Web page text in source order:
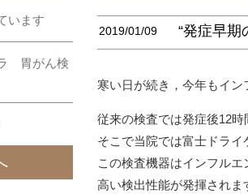
2019/01/09 “発症早期
寒い日が続き，今年もイン
従来の検査では発症後12
そこで当院では富士ドライ
この検査機器はインフル
高い検出性能が発揮されま
います
胃がん検